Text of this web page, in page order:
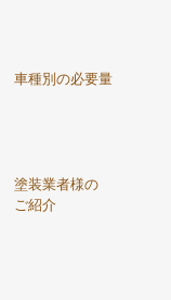
車種別の必要量
塗装業者様の
ご紹介